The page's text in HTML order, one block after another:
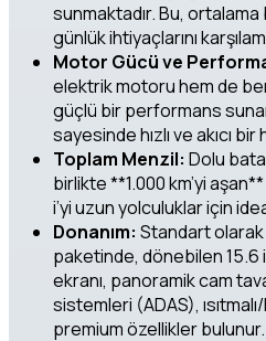
sunmaktadır. Bu, ortalama
günlük ihtiyaçlarını
Motor Gücü ve
elektrik motoru hem de
güçlü bir performans
sayesinde hızlı ve akıcı bir
Toplam Menzil: Dolu
birlikte **1.000 km’yi
i’yi uzun yolculuklar için
Donanım: Standart olarak
paketinde, dönebilen 15.6
ekranı, panoramik cam
sistemleri (ADAS),
premium özellikler bulunur.